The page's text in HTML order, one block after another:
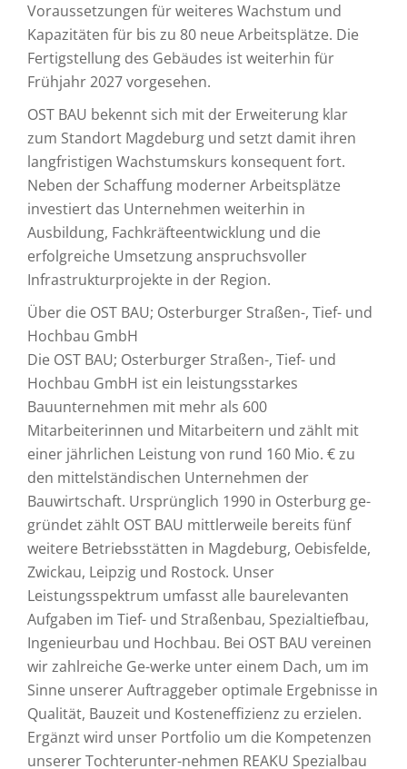
Voraussetzungen für weiteres Wachstum und
Kapazitäten für bis zu 80 neue Arbeitsplätze. Die
Fertigstellung des Gebäudes ist weiterhin für
Frühjahr 2027 vorgesehen.
OST BAU bekennt sich mit der Erweiterung klar
zum Standort Magdeburg und setzt damit ihren
langfristigen Wachstumskurs konsequent fort.
Neben der Schaffung moderner Arbeitsplätze
investiert das Unternehmen weiterhin in
Ausbildung, Fachkräfteentwicklung und die
erfolgreiche Umsetzung anspruchsvoller
Infrastrukturprojekte in der Region.
Über die OST BAU; Osterburger Straßen-, Tief- und
Hochbau GmbH
Die OST BAU; Osterburger Straßen-, Tief- und
Hochbau GmbH ist ein leistungsstarkes
Bauunternehmen mit mehr als 600
Mitarbeiterinnen und Mitarbeitern und zählt mit
einer jährlichen Leistung von rund 160 Mio. € zu
den mittelständischen Unternehmen der
Bauwirtschaft. Ursprünglich 1990 in Osterburg ge-
gründet zählt OST BAU mittlerweile bereits fünf
weitere Betriebsstätten in Magdeburg, Oebisfelde,
Zwickau, Leipzig und Rostock. Unser
Leistungsspektrum umfasst alle baurelevanten
Aufgaben im Tief- und Straßenbau, Spezialtiefbau,
Ingenieurbau und Hochbau. Bei OST BAU vereinen
wir zahlreiche Ge-werke unter einem Dach, um im
Sinne unserer Auftraggeber optimale Ergebnisse in
Qualität, Bauzeit und Kosteneffizienz zu erzielen.
Ergänzt wird unser Portfolio um die Kompetenzen
unserer Tochterunter-nehmen REAKU Spezialbau